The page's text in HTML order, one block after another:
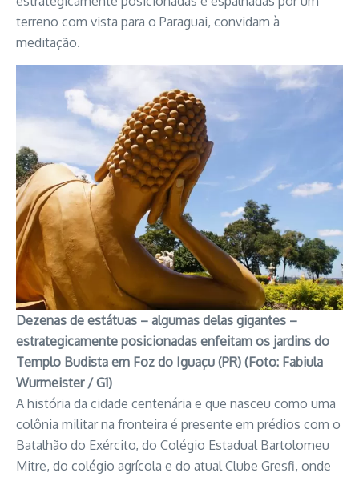
terreno com vista para o Paraguai, convidam à
meditação.
Dezenas de estátuas – algumas delas gigantes –
estrategicamente posicionadas enfeitam os jardins do
Templo Budista em Foz do Iguaçu (PR) (Foto: Fabiula
Wurmeister / G1)
A história da cidade centenária e que nasceu como uma
colônia militar na fronteira é presente em prédios com o
Batalhão do Exército, do Colégio Estadual Bartolomeu
Mitre, do colégio agrícola e do atual Clube Gresfi, onde